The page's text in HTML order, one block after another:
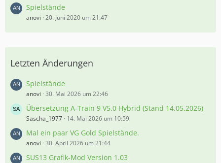
Spielstände
anovi 20. Juni 2020 um 21:47
Letzten Änderungen
Spielstände
anovi 30. Mai 2026 um 22:46
Übersetzung A-Train 9 V5.0 Hybrid (Stand 14.05.2026)
Sascha_1977 14. Mai 2026 um 10:59
Mal ein paar VG Gold Spielstände.
anovi 30. April 2026 um 21:44
SUS13 Grafik-Mod Version 1.03